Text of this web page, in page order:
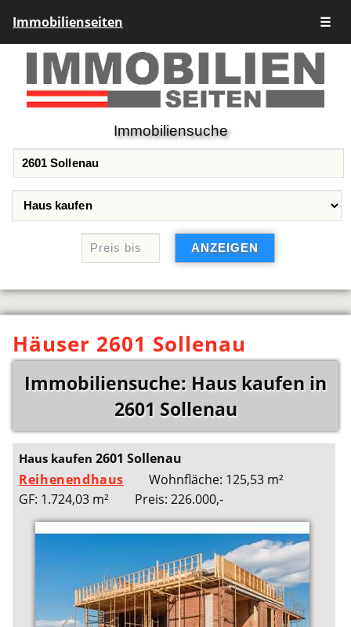
Immobilienseiten ☰
Immobiliensuche
Häuser 2601 Sollenau
Immobiliensuche: Haus kaufen in
2601 Sollenau
Haus kaufen2601 Sollenau
Reihenendhaus
Wohnfläche: 125,53 m²
GF: 1.724,03 m²
Preis: 226.000,-